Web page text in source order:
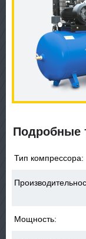
Подробные
Тип компрессора:
Мощность: